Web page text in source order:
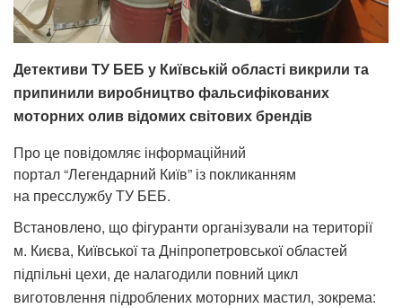
Детективи ТУ БЕБ у Київській області викрили та
припинили виробництво фальсифікованих
моторних олив відомих світових брендів
Про це повідомляє інформаційний
портал “Легендарний Київ” із покликанням
на пресслужбу ТУ БЕБ.
Встановлено, що фігуранти організували на території
м. Києва, Київської та Дніпропетровської областей
підпільні цехи, де налагодили повний цикл
виготовлення підроблених моторних мастил, зокрема: